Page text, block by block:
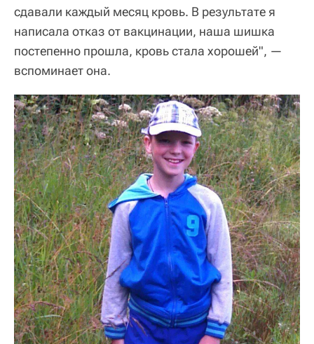
сдавали каждый месяц кровь. В результате я
написала отказ от вакцинации, наша шишка
постепенно прошла, кровь стала хорошей", —
вспоминает она.